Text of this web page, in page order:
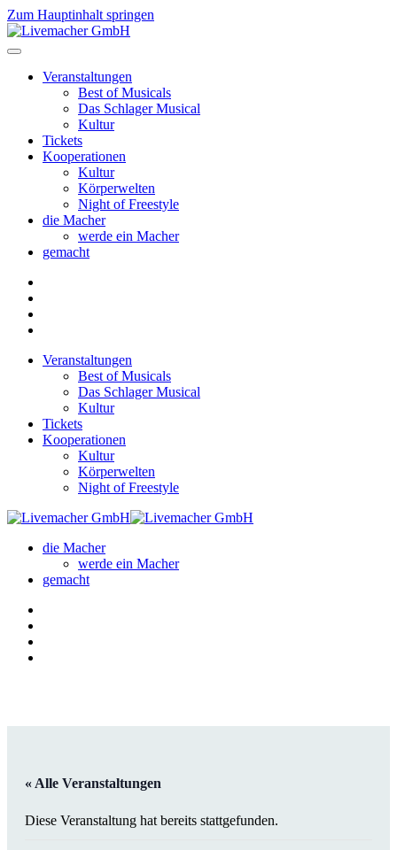
Zum Hauptinhalt springen
Veranstaltungen
Best of Musicals
Das Schlager Musical
Kultur
Tickets
Kooperationen
Kultur
Körperwelten
Night of Freestyle
die Macher
werde ein Macher
gemacht
Veranstaltungen
Best of Musicals
Das Schlager Musical
Kultur
Tickets
Kooperationen
Kultur
Körperwelten
Night of Freestyle
die Macher
werde ein Macher
gemacht
« Alle Veranstaltungen
Diese Veranstaltung hat bereits stattgefunden.